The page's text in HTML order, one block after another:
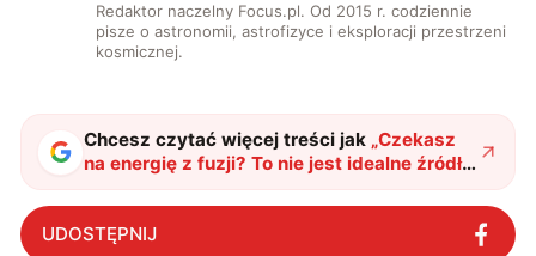
Redaktor naczelny Focus.pl. Od 2015 r. codziennie
pisze o astronomii, astrofizyce i eksploracji przestrzeni
kosmicznej.
Chcesz czytać więcej treści jak „Czekasz
na energię z fuzji? To nie jest idealne źródło
energii"?
UDOSTĘPNIJ